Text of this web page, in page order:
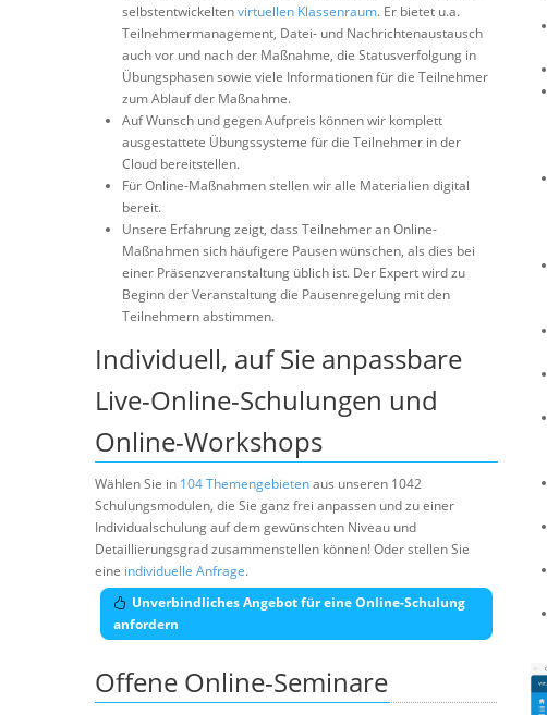
selbstentwickeltenvirtuellen Klassenraum. Er bietet u.a.
Teilnehmermanagement, Datei- und Nachrichtenaustausch
auch vor und nach der Maßnahme, die Statusverfolgung in
Übungsphasen sowie viele Informationen für die Teilnehmer
zum Ablauf der Maßnahme.
Auf Wunsch und gegen Aufpreis können wir komplett
ausgestattete Übungssysteme für die Teilnehmer in der
Cloud bereitstellen.
Für Online-Maßnahmen stellen wir alle Materialien digital
bereit.
Unsere Erfahrung zeigt, dass Teilnehmer an Online-
Maßnahmen sich häufigere Pausen wünschen, als dies bei
einer Präsenzveranstaltung üblich ist. Der Expert wird zu
Beginn der Veranstaltung die Pausenregelung mit den
Teilnehmern abstimmen.
Individuell, auf Sie anpassbare
Live-Online-Schulungen und
Online-Workshops
Wählen Sie in 104 Themengebietenaus unseren 1042
Schulungsmodulen, die Sie ganz frei anpassen und zu einer
Individualschulung auf dem gewünschten Niveau und
Detaillierungsgrad zusammenstellen können! Oder stellen Sie
eine individuelle Anfrage.
Unverbindliches Angebot für eine Online-Schulung
anfordern
Offene Online-Seminare